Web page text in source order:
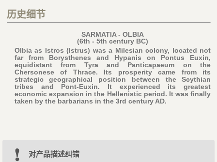
历史细节
SARMATIA - OLBIA
(6th - 5th century BC)
Olbia as Istros (Istrus) was a Milesian colony, located not
far from Borysthenes and Hypanis on Pontus Euxin,
equidistant from Tyra and Panticapaeum on the
Chersonese of Thrace. Its prosperity came from its
strategic geographical position between the Scythian
tribes and Pont-Euxin. It experienced its greatest
economic expansion in the Hellenistic period. It was finally
taken by the barbarians in the 3rd century AD.
对产品描述纠错